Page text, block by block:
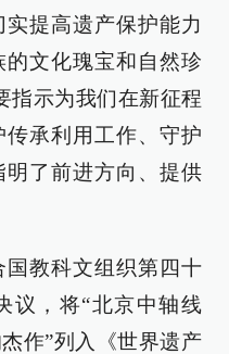
提高遗产保护能力
文化瑰宝和自然珍
指示为我们在新征程
传承利用工作、守护
了前进方向、提供
教科文组织第四十
议，将“北京中轴线
作”列入《世界遗产